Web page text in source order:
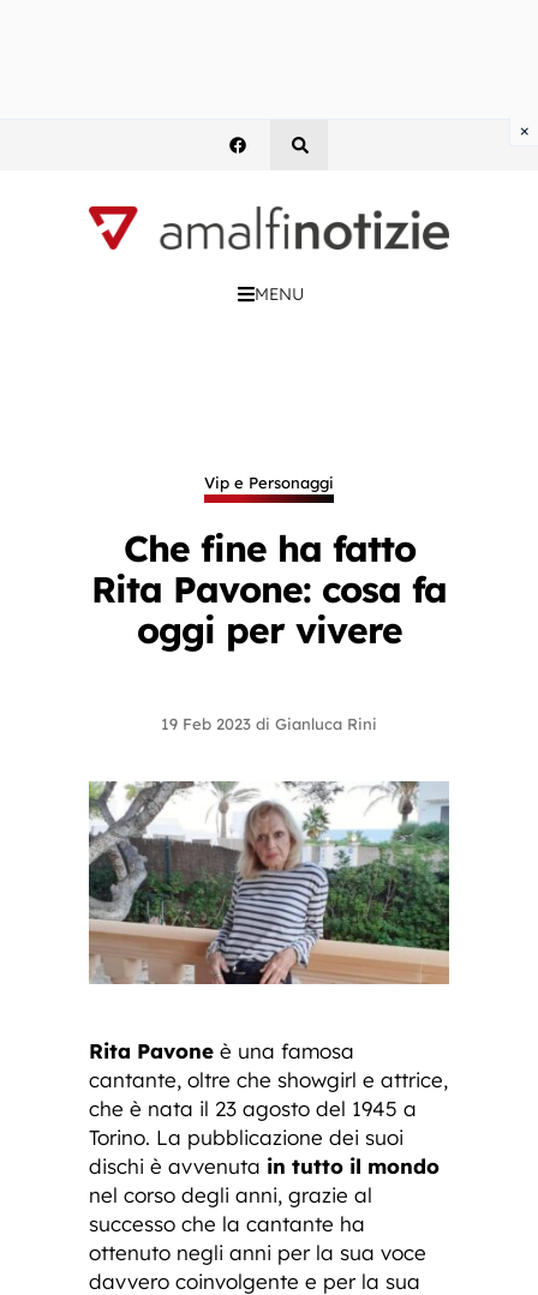
MENU
Vip e Personaggi
Che fine ha fatto
Rita Pavone: cosa fa
oggi per vivere
19 Feb 2023 di Gianluca Rini
Rita Pavone è una famosa
cantante, oltre che showgirl e attrice,
che è nata il 23 agosto del 1945 a
Torino. La pubblicazione dei suoi
dischi è avvenuta in tutto il mondo
nel corso degli anni, grazie al
successo che la cantante ha
ottenuto negli anni per la sua voce
davvero coinvolgente e per la sua
×